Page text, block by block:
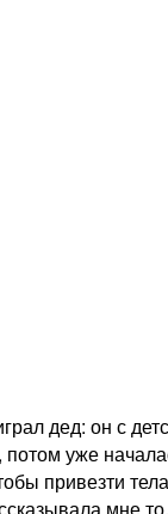
дед: он с
уже
привезти
мне